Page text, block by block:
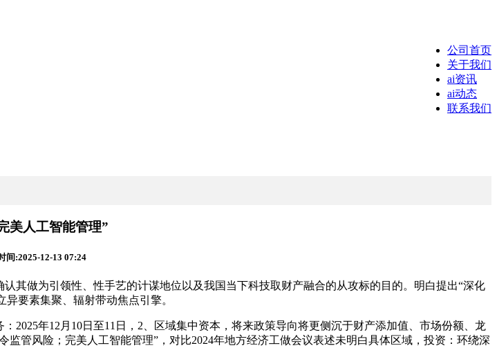
公司首页
关于我们
ai资讯
ai动态
联系我们
美人工智能管理”
间:2025-12-13 07:24
做为引领性、性手艺的计谋地位以及我国当下科技取财产融合的从攻标的目的。明白提出“深化
要素集聚、辐射带动焦点引擎。
年12月10日至11日，2、区域集中资本，将来政策导向将更侧沉于财产添加值、市场份额、龙
管风险；完美人工智能管理”，对比2024年地方经济工做会议表述未明白具体区域，投资：环绕深